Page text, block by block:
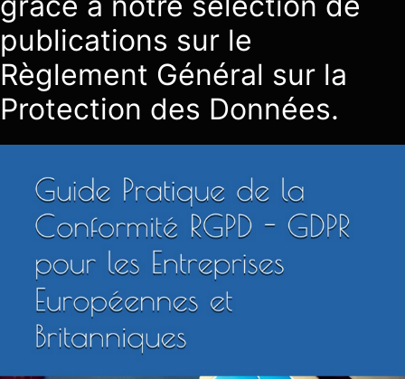
publications sur le
Règlement Général sur la
Protection des Données.